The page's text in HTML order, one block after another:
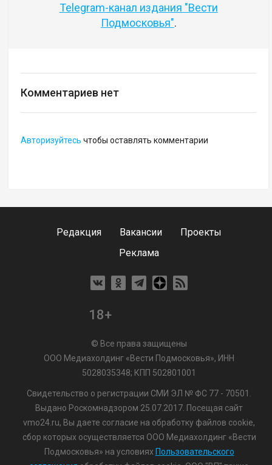
Telegram-канал издания "Вести
Подмосковья".
Комментариев нет
Авторизуйтесь чтобы оставлять комментарии
Редакция Вакансии
Проекты
Реклама
18+
© Все права защищены
ООО Медиахолдинг «Вести Подмосковья», ИНН
5028035348; КПП 502801001
Свидетельство о регистрации СМИ ЭЛ № ФС 77 - 70501.
Выдано Роскомнадзором 25.07.2017. Посещая сайт
vmo24.ru, Вы даете согласие на обработку файлов cookie,
сбор которых осуществляется ООО Медиахолдинг «Вести
Подмосковья» на условиях Пользовательского